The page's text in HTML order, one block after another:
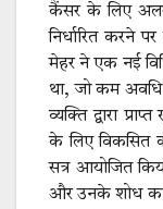
कैंसर के लिए
निर्धारित करने
मेहर ने एक नई
था, जो कम
व्यक्ति द्वारा
के लिए विकसित
सत्र आयोजित
और उनके शोध